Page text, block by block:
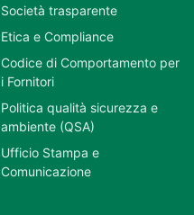
Società trasparente
Etica e Compliance
Codice di Comportamento per
i Fornitori
Politica qualità sicurezza e
ambiente (QSA)
Ufficio Stampa e
Comunicazione